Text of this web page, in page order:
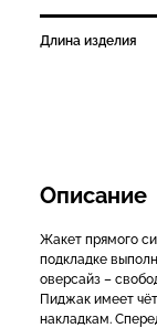
Длина изделия
Описание
Жакет прямого
подкладке
оверсайз –
Пиджак имеет
накладкам.